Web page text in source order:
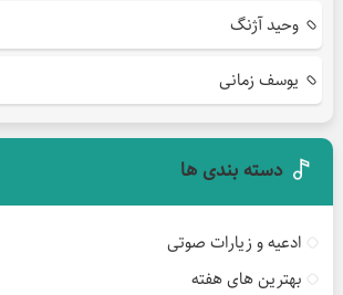
وحید آژنگ
یوسف زمانی
دسته بندی ها
ادعیه و زیارات صوتی
بهترین های هفته